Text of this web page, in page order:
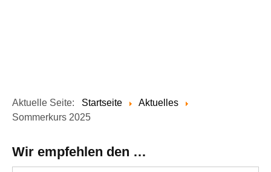
Aktuelle Seite: Startseite
Aktuelles
Sommerkurs 2025
Wir empfehlen den …